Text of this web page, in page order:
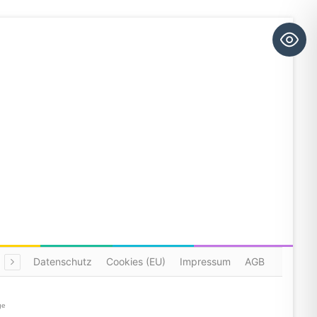
Datenschutz Cookies (EU) Impressum AGB